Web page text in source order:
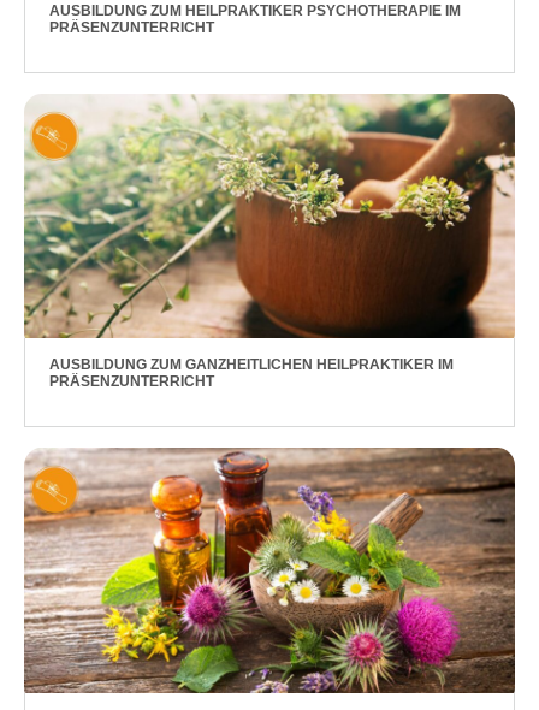
AUSBILDUNG ZUM HEILPRAKTIKER PSYCHOTHERAPIE IM
PRÄSENZUNTERRICHT
AUSBILDUNG ZUM GANZHEITLICHEN HEILPRAKTIKER IM
PRÄSENZUNTERRICHT